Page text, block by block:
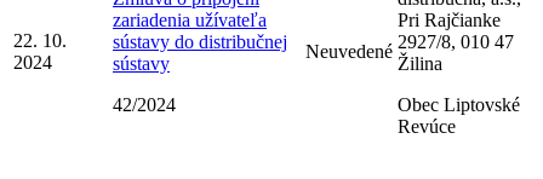
22. 10.
2024
zariadenia užívateľa
sústavy do distribučnej
sústavy
42/2024
Neuvedené
Pri Rajčianke
2927/8, 010 47
Žilina
Obec Liptovské
Revúce